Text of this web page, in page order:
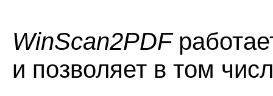
WinScan2PDF
и позволяет в том